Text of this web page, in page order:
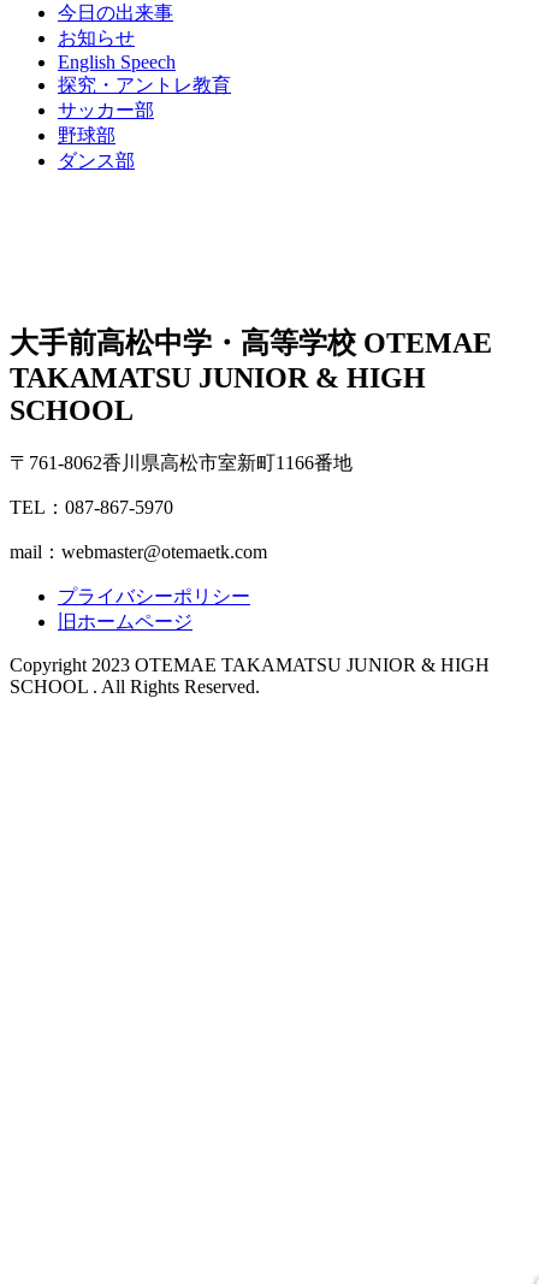
今日の出来事
お知らせ
English Speech
探究・アントレ教育
サッカー部
野球部
ダンス部
大手前高松中学・高等学校 OTEMAE
TAKAMATSU JUNIOR & HIGH
SCHOOL
〒761-8062香川県高松市室新町1166番地
TEL：087-867-5970
mail：webmaster@otemaetk.com
プライバシーポリシー
旧ホームページ
Copyright 2023 OTEMAE TAKAMATSU JUNIOR & HIGH
SCHOOL . All Rights Reserved.